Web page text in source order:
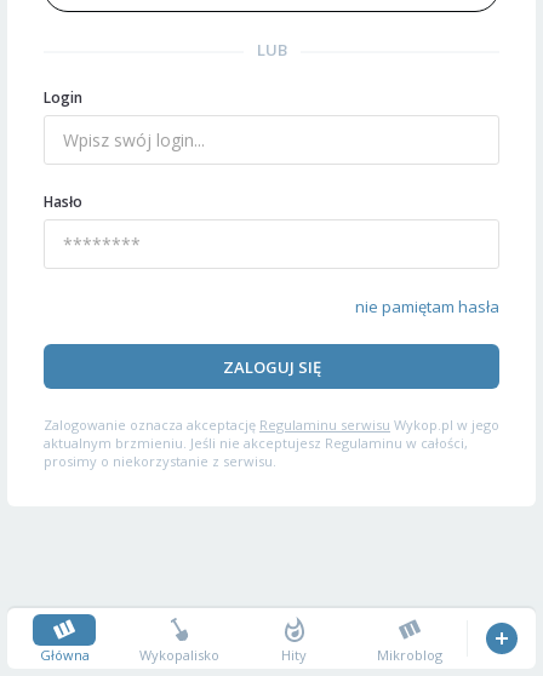
LUB
Login
Hasło
nie pamiętam hasła
ZALOGUJ SIĘ
Zalogowanie oznacza akceptację Regulaminu serwisu Wykop.pl w jego
aktualnym brzmieniu. Jeśli nie akceptujesz Regulaminu w całości,
prosimy o niekorzystanie z serwisu.
Główna Wykopalisko Hity Mikroblog